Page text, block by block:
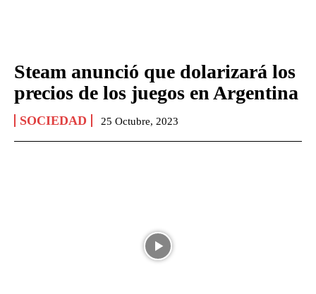
Steam anunció que dolarizará los
precios de los juegos en Argentina
SOCIEDAD 25 Octubre, 2023